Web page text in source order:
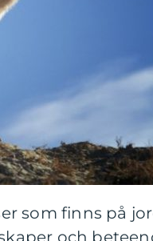
som finns på
och